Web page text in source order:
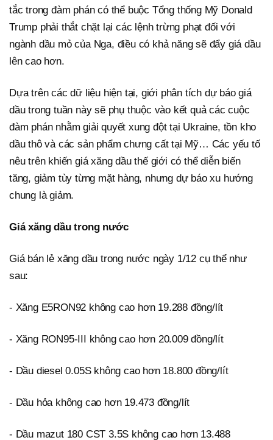
tắc trong đàm phán có thể buộc Tổng thống Mỹ Donald
Trump phải thắt chặt lại các lệnh trừng phạt đối với
ngành dầu mỏ của Nga, điều có khả năng sẽ đẩy giá dầu
lên cao hơn.
Dựa trên các dữ liệu hiện tại, giới phân tích dự báo giá
dầu trong tuần này sẽ phụ thuộc vào kết quả các cuộc
đàm phán nhằm giải quyết xung đột tại Ukraine, tồn kho
dầu thô và các sản phẩm chưng cất tại Mỹ… Các yếu tố
nêu trên khiến giá xăng dầu thế giới có thể diễn biến
tăng, giảm tùy từng mặt hàng, nhưng dự báo xu hướng
chung là giảm.
Giá xăng dầu trong nước
Giá bán lẻ xăng dầu trong nước ngày 1/12 cụ thể như
sau:
- Xăng E5RON92 không cao hơn 19.288 đồng/lít
- Xăng RON95-III không cao hơn 20.009 đồng/lít
- Dầu diesel 0.05S không cao hơn 18.800 đồng/lít
- Dầu hỏa không cao hơn 19.473 đồng/lít
- Dầu mazut 180 CST 3.5S không cao hơn 13.488